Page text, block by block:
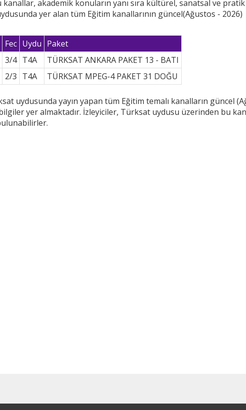
akademik konuların yanı sıra kültürel, sanatsal ve pratik
yer alan tüm Eğitim kanallarının güncel(Ağustos - 2026)
Fec Uydu Paket
3/4 T4A
TÜRKSAT ANKARA PAKET 13 - BATI
2/3 T4A TÜRKSAT MPEG-4 PAKET 31 DOĞU
uydusunda yayın yapan tüm Eğitim temalı kanalların güncel
yer almaktadır. İzleyiciler, Türksat uydusu üzerinden bu